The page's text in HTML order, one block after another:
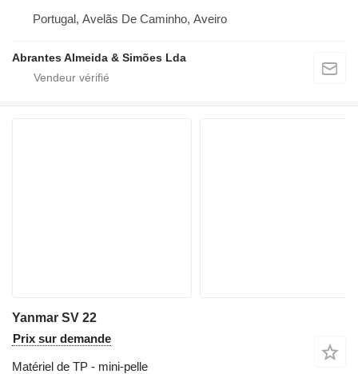
Portugal, Avelãs De Caminho, Aveiro
Abrantes Almeida & Simões Lda
Yanmar SV 22
Prix sur demande
Matériel de TP - mini-pelle